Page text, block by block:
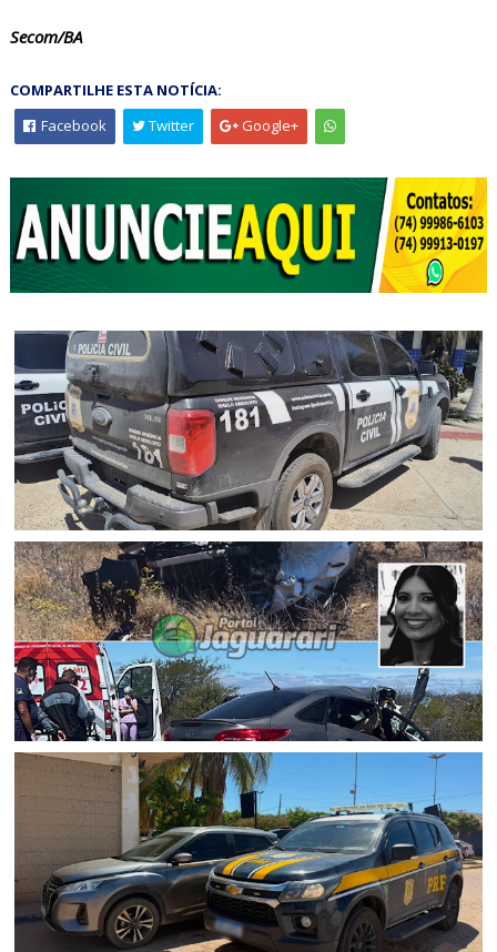
Secom/BA
COMPARTILHE ESTA NOTÍCIA:
Facebook
Twitter Google+
JUAZEIRO
Polícia Civil cumpre mandado de prisão preventiva por
tráfico de drogas em Juazeiro (BA)
Mulher morre e outras duas pessoas ficam feridas após
colisão entre carro e van na BR 407, em Juazeiro (BA)